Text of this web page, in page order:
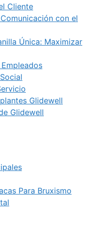
Cliente
con el
Única: Maximizar
Glidewell
Glidewell
Para Bruxismo